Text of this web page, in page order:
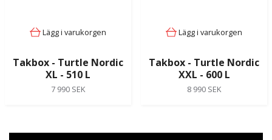
Lägg i varukorgen
Takbox - Turtle Nordic
XL - 510 L
7 990 SEK
Lägg i varukorgen
Takbox - Turtle Nordic
XXL - 600 L
8 990 SEK